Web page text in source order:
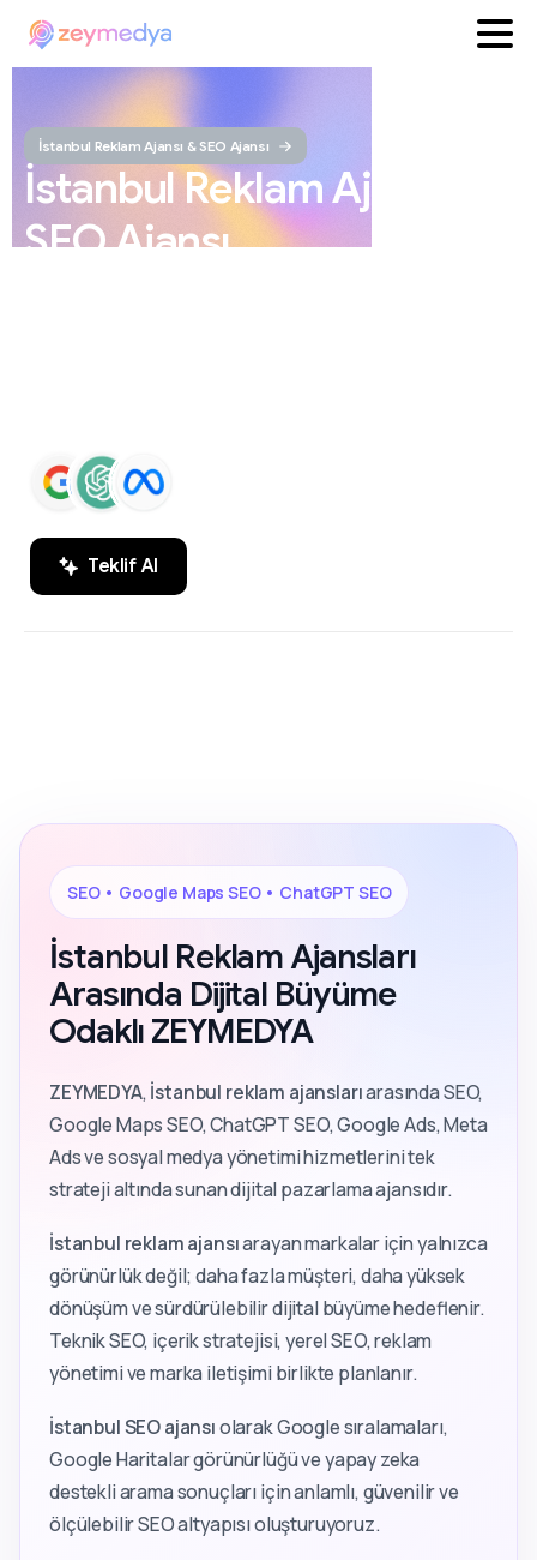
İstanbul Reklam Ajansı & SEO Ajansı
İstanbulReklamAjansı
SEOAjansı
Teklif Al
SEO • Google Maps SEO • ChatGPT SEO
İstanbul Reklam Ajansları
Arasında Dijital Büyüme
Odaklı ZEYMEDYA
ZEYMEDYA,İstanbul reklam ajanslarıarasında SEO,
Google Maps SEO, ChatGPT SEO, Google Ads, Meta
Ads ve sosyal medya yönetimi hizmetlerini tek
strateji altında sunan dijital pazarlama ajansıdır.
İstanbul reklam ajansıarayan markalar için yalnızca
görünürlük değil; daha fazla müşteri, daha yüksek
dönüşüm ve sürdürülebilir dijital büyüme hedeflenir.
Teknik SEO, içerik stratejisi, yerel SEO, reklam
yönetimi ve marka iletişimi birlikte planlanır.
İstanbul SEO ajansıolarak Google sıralamaları,
Google Haritalar görünürlüğü ve yapay zeka
destekli arama sonuçları için anlamlı, güvenilir ve
ölçülebilir SEO altyapısı oluşturuyoruz.